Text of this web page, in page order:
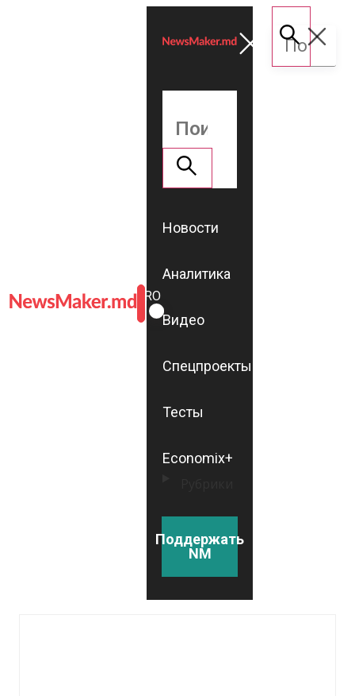
ROMÂNĂ
RU
Новости
Аналитика
Видео
Спецпроекты
Тесты
Economix+
Поддержать
NM